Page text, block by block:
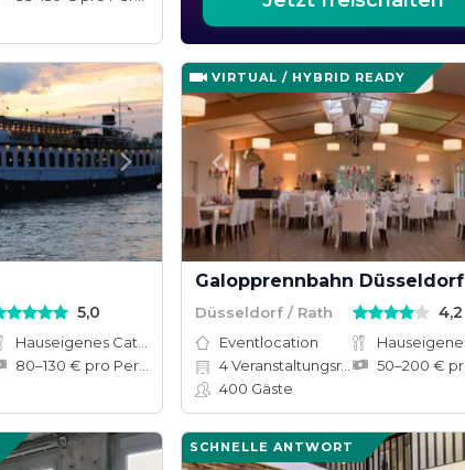
5,0
VIRTUAL / HYBRID READY
Galopprennbahn Düsseldorf
Düsseldorf / Rath 4,2
Eventlocation
4Veranstaltungsräume
400 Gäste
SCHNELLE ANTWORT